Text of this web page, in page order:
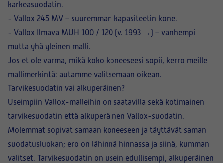
karkeasuodatin.
- Vallox 245 MV – suuremman kapasiteetin kone.
- Vallox Ilmava MUH 100 / 120 (v. 1993 →) – vanhempi
mutta yhä yleinen malli.
Jos et ole varma, mikä koko koneeseesi sopii, kerro meille
mallimerkintä: autamme valitsemaan oikean.
Tarvikesuodatin vai alkuperäinen?
Useimpiin Vallox-malleihin on saatavilla sekä kotimainen
tarvikesuodatin että alkuperäinen Vallox-suodatin.
Molemmat sopivat samaan koneeseen ja täyttävät saman
suodatusluokan; ero on lähinnä hinnassa ja siinä, kumman
valitset. Tarvikesuodatin on usein edullisempi, alkuperäinen